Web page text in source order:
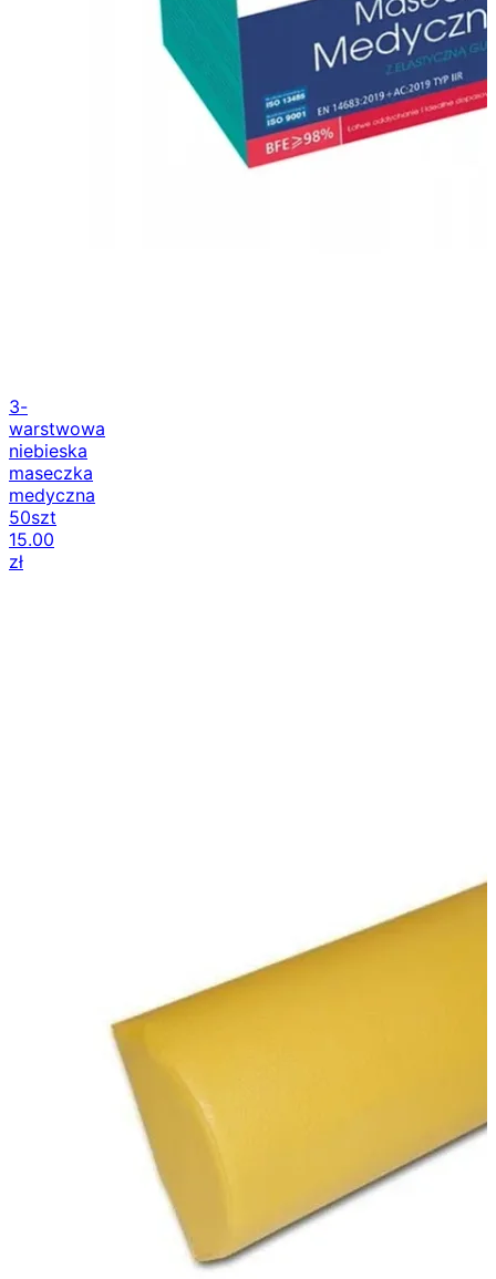
3-
warstwowa
niebieska
maseczka
medyczna
50szt
15.00
zł